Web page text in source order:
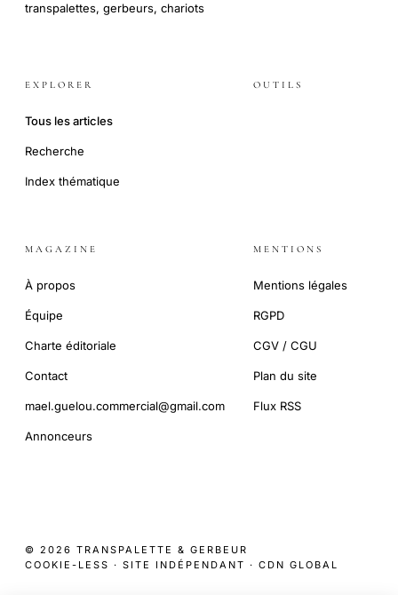
transpalettes, gerbeurs, chariots
EXPLORER
Tous les articles
Recherche
Index thématique
OUTILS
MAGAZINE
À propos
Équipe
Charte éditoriale
Contact
mael.guelou.commercial@gmail.com
Annonceurs
MENTIONS
Mentions légales
RGPD
CGV / CGU
Plan du site
Flux RSS
© 2026 TRANSPALETTE & GERBEUR
COOKIE-LESS · SITE INDÉPENDANT · CDN GLOBAL